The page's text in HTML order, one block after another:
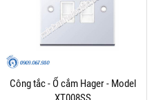
Công tắc - Ổ cắm Hager - Model